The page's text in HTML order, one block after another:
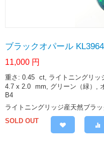
ブラックオパール KL3964
11,000 円
重さ: 0.45 ct, ライトニングリッ
4.7 x 2.0 mm, グリーン（緑）,
B4
ライトニングリッジ産天然ブラ
SOLD OUT